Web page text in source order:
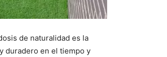
de naturalidad es la
duradero en el tiempo y